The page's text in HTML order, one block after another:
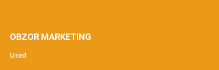
OBZOR MARKETING
Ured